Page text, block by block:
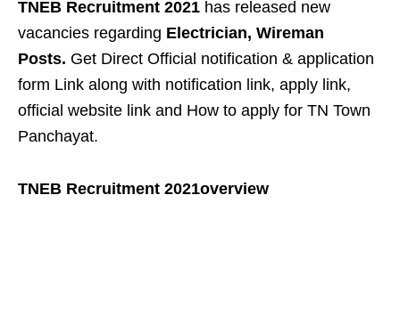
TNEB Recruitment 2021 has released new
vacancies regarding Electrician, Wireman
Posts. Get Direct Official notification & application
form Link along with notification link, apply link,
official website link and How to apply for TN Town
Panchayat.
TNEB Recruitment 2021overview